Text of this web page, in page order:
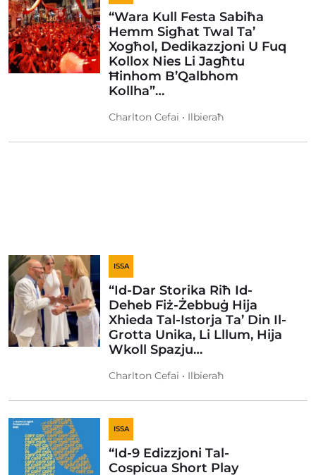
“Wara Kull Festa Sabiħa
Hemm Sigħat Twal Ta’
Xogħol, Dedikazzjoni U Fuq
Kollox Nies Li Jagħtu
Ħinhom B’Qalbhom
Kollha”…
Charlton Cefai • Ilbieraħ
ISSA
“Id-Dar Storika Riħ Id-
Deheb Fiż-Żebbuġ Hija
Xhieda Tal-Istorja Ta’ Din Il-
Grotta Unika, Li Lllum, Hija
Wkoll Spazju…
Charlton Cefai • Ilbieraħ
ISSA
“Id-9 Edizzjoni Tal-
Cospicua Short Play